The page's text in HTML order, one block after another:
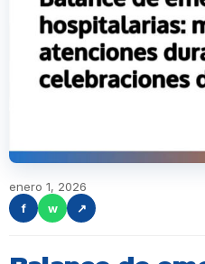
enero 1, 2026
f
w ↗